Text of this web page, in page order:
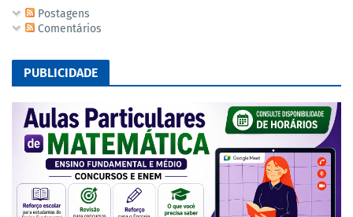
Postagens
Comentários
PUBLICIDADE